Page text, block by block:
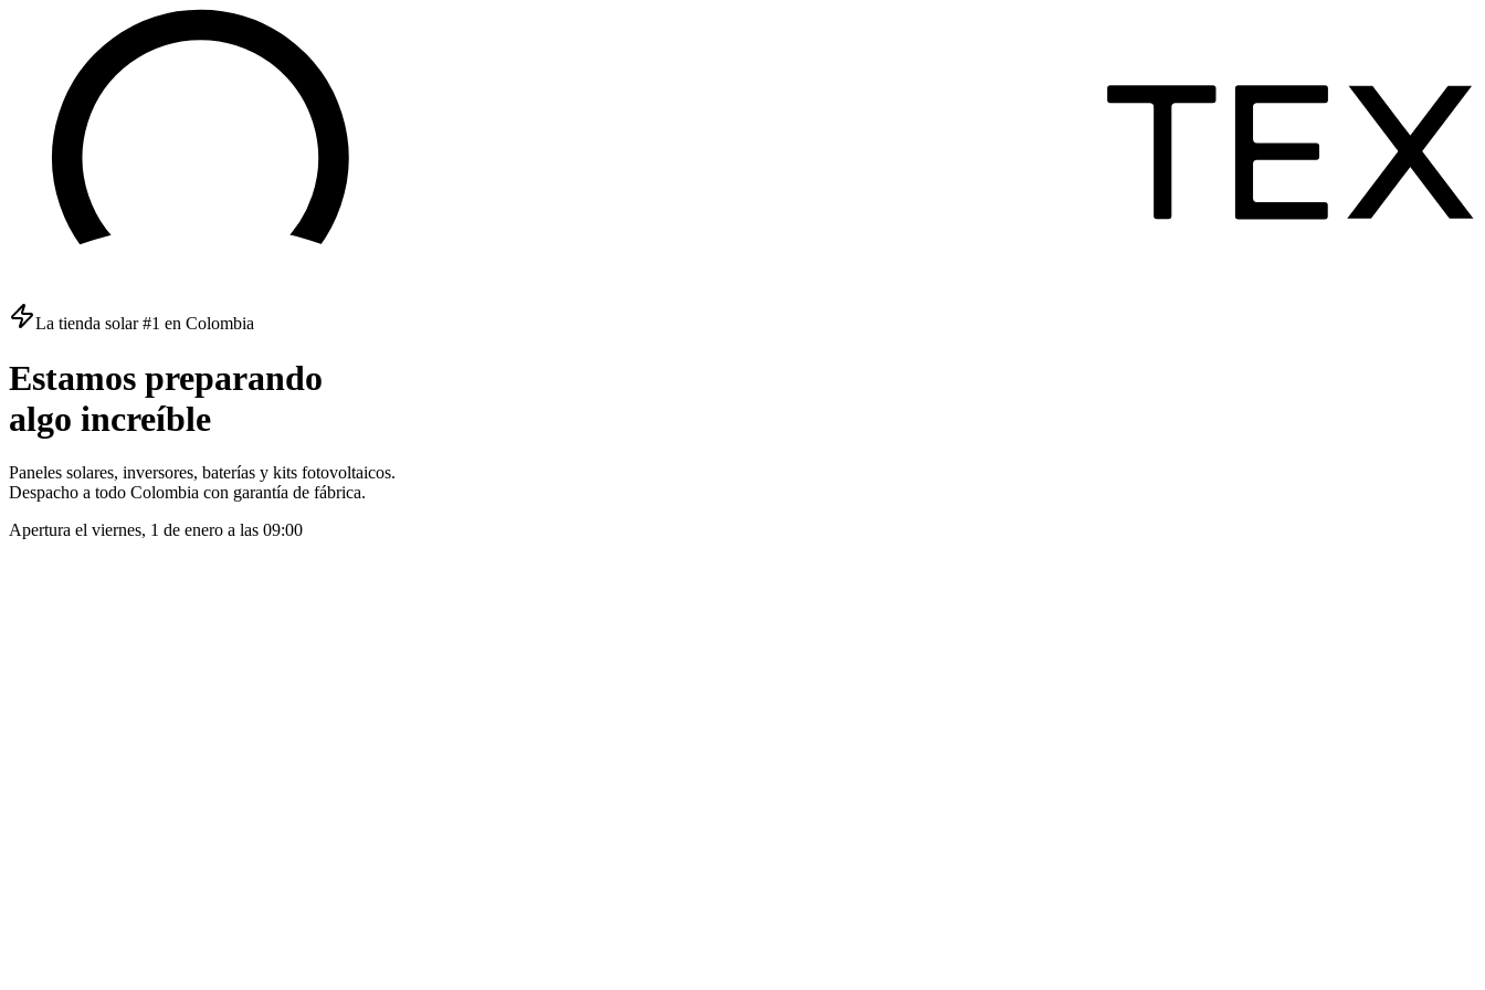
La tienda solar #1 en Colombia
Estamos preparando
algo increíble
Paneles solares, inversores, baterías y kits fotovoltaicos.
Despacho a todo Colombia con garantía de fábrica.
Apertura el viernes, 1 de enero a las 09:00